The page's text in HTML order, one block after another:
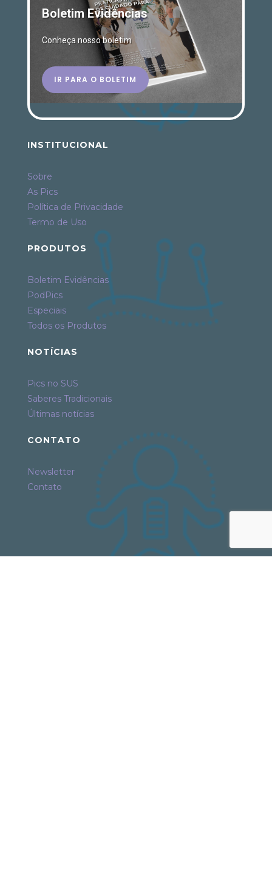
Boletim Evidências
Conheça nosso boletim
IR PARA O BOLETIM
INSTITUCIONAL
Sobre
As Pics
Política de Privacidade
Termo de Uso
PRODUTOS
Boletim Evidências
PodPics
Especiais
Todos os Produtos
NOTÍCIAS
Pics no SUS
Saberes Tradicionais
Últimas notícias
CONTATO
Newsletter
Contato